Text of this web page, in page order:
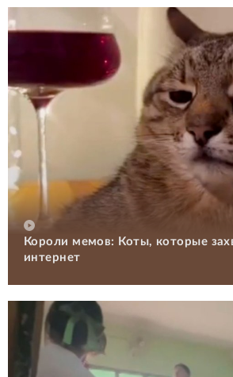
Короли мемов: Коты, которые
интернет